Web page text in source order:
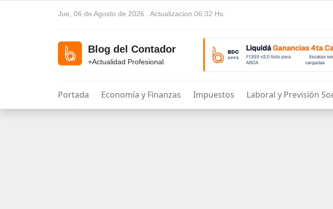
Jue, 06 de Agosto de 2026 . Actualizacion 06:32 Hs.
Blog del Contador
+Actualidad Profesional
Portada Economía y Finanzas Impuestos Laboral y Previsión